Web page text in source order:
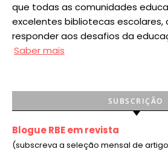
que todas as comunidades
excelentes bibliotecas escolares,
responder aos desafios da
Saber mais
SUBSCRIÇÃO
Blogue RBE em revista
(subscreva a seleção mensal de